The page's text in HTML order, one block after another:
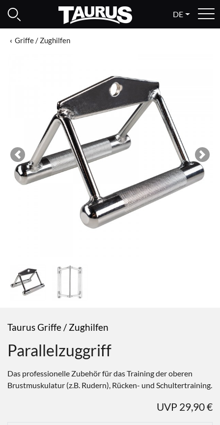
DE
Griffe / Zughilfen
Previous Next
Taurus Griffe / Zughilfen
Parallelzuggriff
Das professionelle Zubehör für das Training der oberen
Brustmuskulatur (z.B. Rudern), Rücken- und Schultertraining.
UVP 29,90 €